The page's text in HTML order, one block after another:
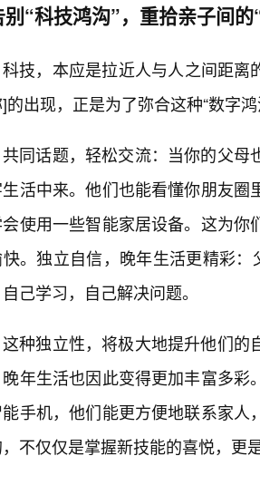
“科技鸿沟”，重拾亲子间的
科技，本应是拉近人与人之间距离
的出现，正是为了弥合这种“数字鸿
共同话题，轻松交流：当你的父母
活中来。他们也能看懂你朋友
使用一些智能家居设备。这为
。独立自信，晚年生活更精彩
己学习，自己解决问题。
这种独立性，将极大地提升他们的
年生活也因此变得更加丰富多
手机，他们能更方便地联系家
不仅仅是掌握新技能的喜悦，更